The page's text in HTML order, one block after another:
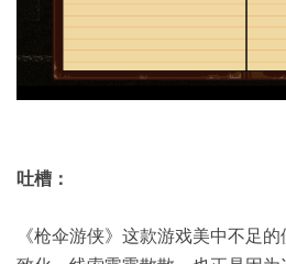
吐槽：
《枪伞游侠》这款游戏美中不足